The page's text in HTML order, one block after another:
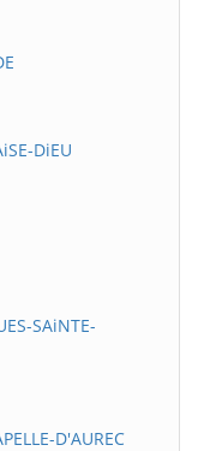
DiEU
SAiNTE-
D'AUREC